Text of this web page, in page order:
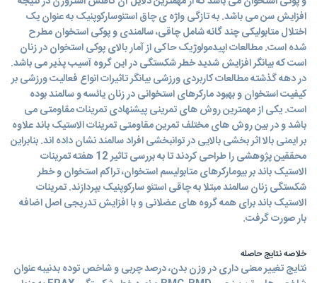
افزایش سن می باشد. به تازگی واژه ی چاق استئوسارکوپنیک به عنوان یک
اختلال متابولیکی چند گانه شامل چاقی، سالمندی و پوکی استخوان مطرح
شده است. مطالعات اپیدمولوژیک حاکی از آمار بالای پوکی استخوان در زنان
است که بیانگر افزایش شدید خطر شکستگی در این گروه آسیب پذیر می باشد.
در دهه گذشته مطالعات کاربردی ورزشی بیانگر تاثیرات انواع فعالیت ورزشی بر
کیفیت استخوان و بهبود مارکرهای استخوانی در زنان یائسه و سالمند بوده
است. یکی از مهمترین روش های تمرینی پیشنهادی تمرینات مقاومتی می
باشد و در بین روش های مختلف تمرین مقاومتی تمرینات الاستیک باند علاوه
بر ایمنی بالا اثر بخشی بالایی در توانبخشی افراد سالمند نشان داده اند. بنابراین
محققین پژوهشی را طراحی کردند تا به بررسی تاثیر 12 هفته تمرینات
الاستیک باند بر بیومارکرهای متابولیسم استخوان، تراکم استخوان و خطر
شکستگی زنان سالمند مبتلا به چاقی استئو سارکوپنیک بپردازند. تمرینات
الاستیک باند برای همه گروه های عضلانی و با افزایش تدریجی اصل اضافه
بار صورت گرفت.
خلاصه نتایج حاصله
نتایج تغییر معنی داری در وزن بدن، درصد چربی و شاخص توده بدنیبه عنوان